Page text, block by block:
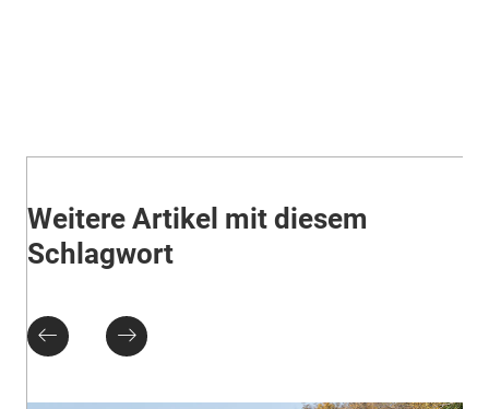
Weitere Artikel mit diesem
Schlagwort